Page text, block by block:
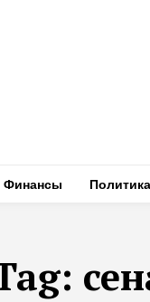
Финансы Политика